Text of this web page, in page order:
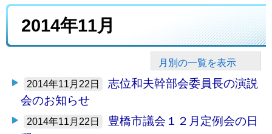
2014年11月
月別の一覧を表示
2014年11月22日
志位和夫幹部会委員長の演説
会のお知らせ
2014年11月22日
豊橋市議会１２月定例会の日